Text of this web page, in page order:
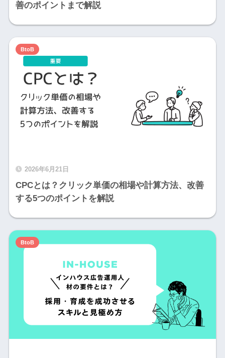
善のポイントまで解説
2026年6月21日
CPCとは？クリック単価の相場や計算方法、改善
する5つのポイントを解説
BtoB
BtoB